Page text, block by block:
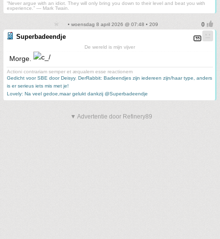
“Never argue with an idiot. They will only bring you down to their level and beat you with
experience.” ― Mark Twain.
• woensdag 8 april 2026 @ 07:48 • 209
Superbadeendje
De wereld is mijn vijver
Morge.
Actioni contrariam semper et æqualem esse reactionem
Gedicht voor SBE door Deisyy, DerRabbit: Badeendjes zijn iedereen zijn/haar type, anders
is er serieus iets mis met je!
Lovely: Na veel gedoe,maar gelukt dankzij @Superbadeendje
▼ Advertentie door Refinery89